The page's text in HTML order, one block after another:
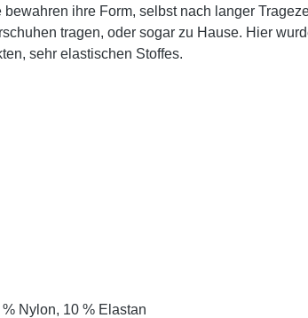
ihre Form, selbst nach langer
tragen, oder sogar zu Hause. Hier
sehr elastischen Stoffes.
Nylon, 10 % Elastan